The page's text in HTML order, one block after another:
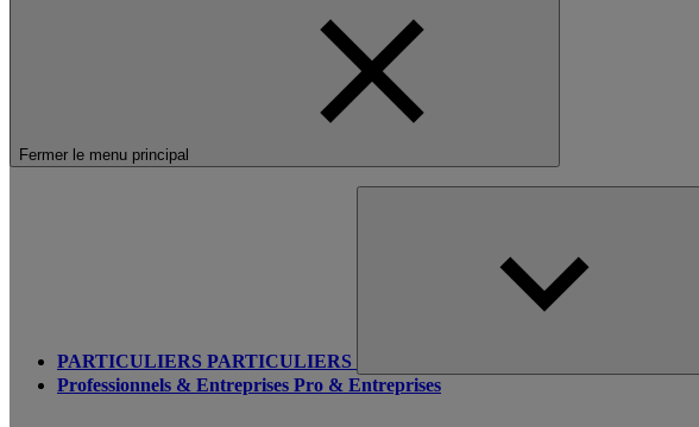
Fermer le menu principal
PARTICULIERS PARTICULIERS
Professionnels & Entreprises Pro & Entreprises